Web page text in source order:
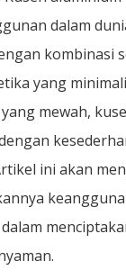
dalam
kombinasi
yang
mewah,
ini akan